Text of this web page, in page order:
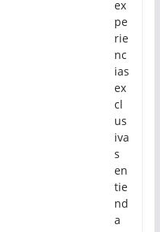
ex
pe
rie
nc
ias
ex
cl
us
iva
s
en
tie
nd
a